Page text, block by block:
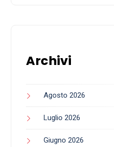
Archivi
Agosto 2026
Luglio 2026
Giugno 2026